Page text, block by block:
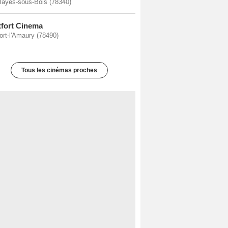
sous-Bois (78340)
Cinema
l'Amaury (78490)
Tous les cinémas proches